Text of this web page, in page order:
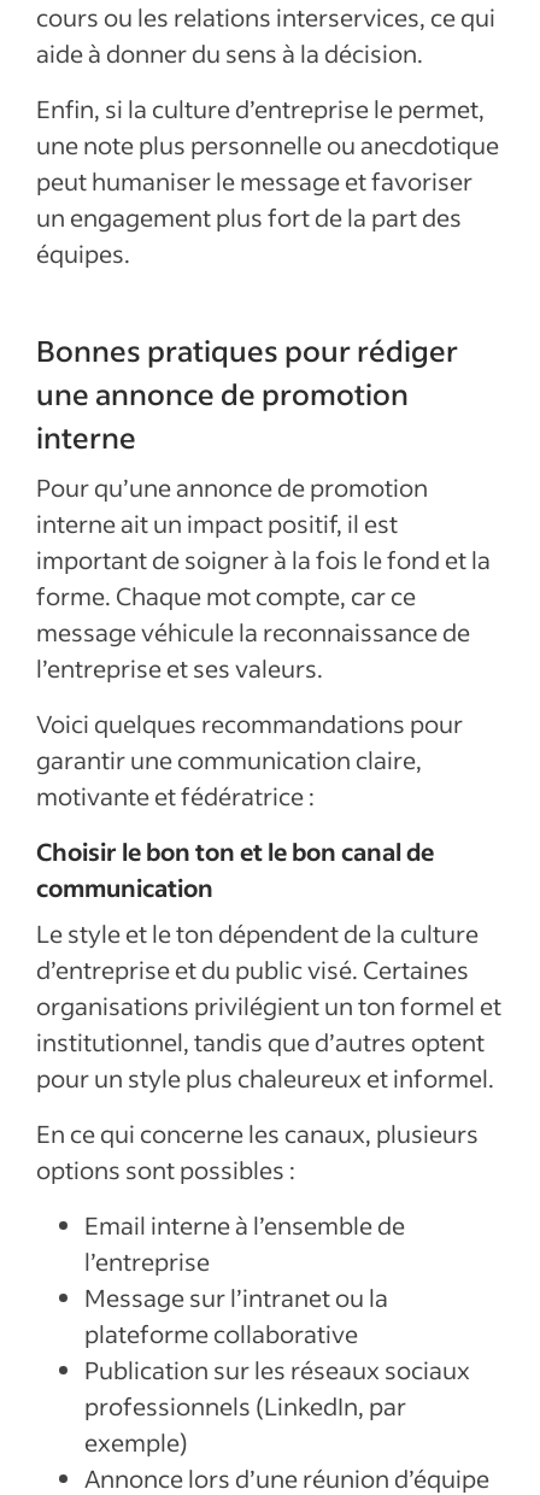
cours ou les relations interservices, ce qui
aide à donner du sens à la décision.
Enfin, si la culture d’entreprise le permet,
une note plus personnelle ou anecdotique
peut humaniser le message et favoriser
un engagement plus fort de la part des
équipes.
Bonnes pratiques pour rédiger
une annonce de promotion
interne
Pour qu’une annonce de promotion
interne ait un impact positif, il est
important de soigner à la fois le fond et la
forme. Chaque mot compte, car ce
message véhicule la reconnaissance de
l’entreprise et ses valeurs.
Voici quelques recommandations pour
garantir une communication claire,
motivante et fédératrice :
Choisir le bon ton et le bon canal de
communication
Le style et le ton dépendent de la culture
d’entreprise et du public visé. Certaines
organisations privilégient un ton formel et
institutionnel, tandis que d’autres optent
pour un style plus chaleureux et informel.
En ce qui concerne les canaux, plusieurs
options sont possibles :
Email interne à l’ensemble de
l’entreprise
Message sur l’intranet ou la
plateforme collaborative
Publication sur les réseaux sociaux
professionnels (LinkedIn, par
exemple)
Annonce lors d’une réunion d’équipe